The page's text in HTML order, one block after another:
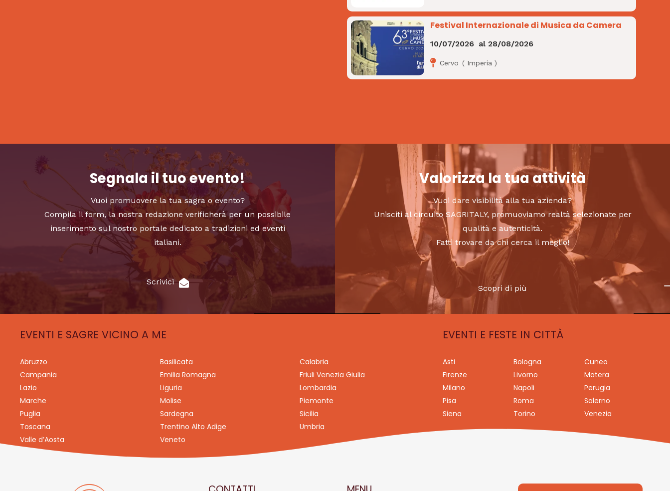
Festival Internazionale di Musica da Camera
10/07/2026 al28/08/2026
Cervo ( Imperia )
Segnala il tuo evento!
Vuoi promuovere la tua sagra o evento?
Compila il form, la nostra redazione verificherà per un possibile
inserimento sul nostro portale dedicato a tradizioni ed eventi
italiani.
Scrivici
Valorizza la tua attività
Vuoi dare visibilità alla tua azienda?
Unisciti al circuito SAGRITALY, promuoviamo realtà selezionate per
qualità e autenticità.
Fatti trovare da chi cerca il meglio!
Scopri di più
EVENTI E SAGRE VICINO A ME
Abruzzo Basilicata
Calabria
Campania
Emilia Romagna
Friuli Venezia Giulia
Lazio
Liguria
Lombardia
Marche
Molise
Piemonte
Puglia
Sardegna
Sicilia
Toscana
Trentino Alto Adige
Umbria
Valle d’Aosta
Veneto
EVENTI E FESTE IN CITTÀ
Asti Bologna
Cuneo
Firenze
Livorno
Matera
Milano
Napoli
Perugia
Pisa
Roma
Salerno
Siena
Torino Venezia